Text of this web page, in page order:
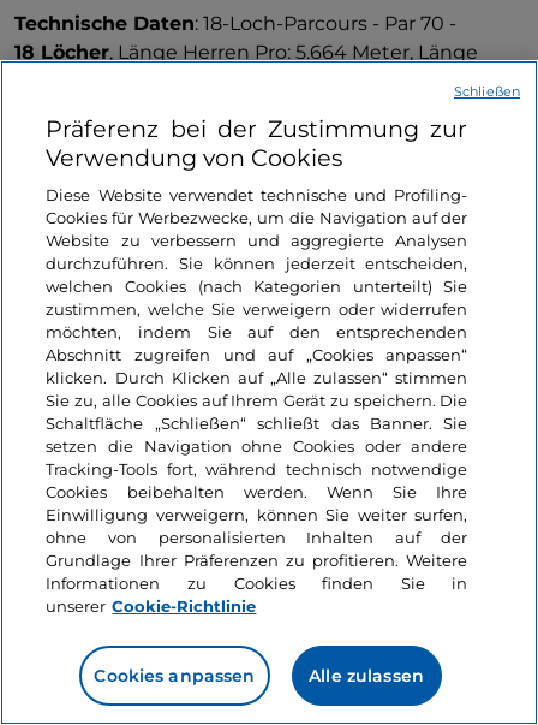
Technische Daten: 18-Loch-Parcours - Par 70 -
18 Löcher, Länge Herren Pro: 5.664 Meter, Länge
Dienstleistungen: Putting Green, Verleih manueller
und elektrischer Trolleys, Taschenverleih, Golfschule,
Tennisplätze, Restaurant.
Sehenswertes und Unternehmungen in der
Umgebung: Von Rapallo aus, einem beliebten
Badeort, beginnt die „Promenade der Küsse“, eine
8 km lange Wanderung entlang eines der
schönsten Meeresabschnitte Liguriens, die
nachPortofino führt, die Gegend ist auch reich an
Kirchen und Klöstern, kleinen historischen Dörfern
und schönen Stränden.
Mehr anzeigen
Dörfer
Portofino
Ligurien, Portofino
Mitten im Grünen an den Hängen
des Schlossberges: Antognolla Golf
Präferenz bei der Zustimmung zur
Verwendung von Cookies
Diese Website verwendet technische und Profiling-
Cookies für Werbezwecke, um die Navigation auf der
Website zu verbessern und aggregierte Analysen
durchzuführen. Sie können jederzeit entscheiden,
welchen Cookies (nach Kategorien unterteilt) Sie
zustimmen, welche Sie verweigern oder widerrufen
möchten, indem Sie auf den entsprechenden
Abschnitt zugreifen und auf „Cookies anpassen“
klicken. Durch Klicken auf „Alle zulassen“ stimmen
Sie zu, alle Cookies auf Ihrem Gerät zu speichern. Die
Schaltfläche „Schließen“ schließt das Banner. Sie
setzen die Navigation ohne Cookies oder andere
Tracking-Tools fort, während technisch notwendige
Cookies beibehalten werden. Wenn Sie Ihre
Einwilligung verweigern, können Sie weiter surfen,
ohne von personalisierten Inhalten auf der
Grundlage Ihrer Präferenzen zu profitieren. Weitere
Informationen zu Cookies finden Sie in
unserer Cookie-Richtlinie
Cookies anpassen Alle zulassen
Schließen